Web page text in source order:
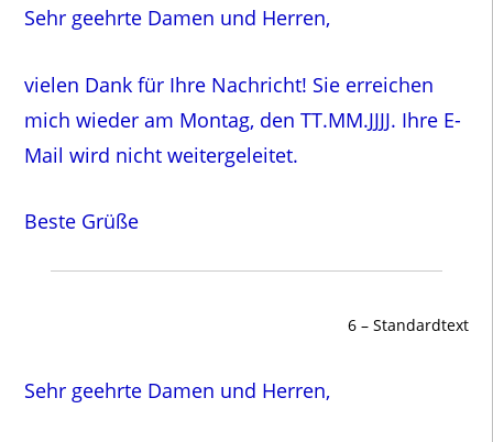
Sehr geehrte Damen und Herren,
vielen Dank für Ihre Nachricht! Sie erreichen
mich wieder am Montag, den TT.MM.JJJJ. Ihre E-
Mail wird nicht weitergeleitet.
Beste Grüße
6 – Standardtext
Sehr geehrte Damen und Herren,